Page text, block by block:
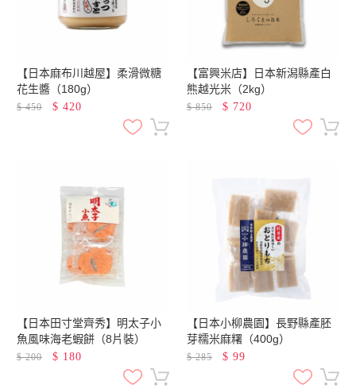
【日本麻布川越屋】柔滑微糖
花生醬（180g）
$450 $ 420
【富興米店】日本新潟縣產白
熊越光米（2kg）
$850 $ 720
【日本田寸堂齊秀】明太子小
魚風味海老蝦餅（8片裝）
$200 $ 180
【日本小柳農園】長野縣產胚
芽糯米麻糬（400g）
$285 $ 99